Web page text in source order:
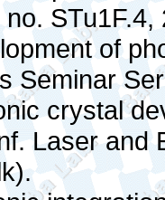
STu1F.4,
of
Seminar
crystal
Laser